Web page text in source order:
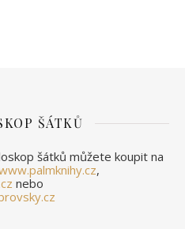
ŠÁTKŮ
šátků můžete koupit na
,
nebo